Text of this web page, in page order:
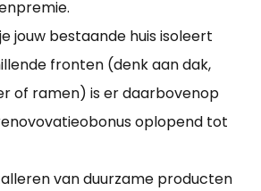
jouw bestaande huis isoleert
fronten (denk aan dak,
of ramen) is er daarbovenop
oplopend tot
van duurzame producten